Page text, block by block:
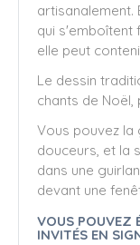
artisanalement.
qui s'emboîtent
elle peut
Le dessin
chants de Noël,
Vous pouvez
douceurs, et la
dans une
devant une
VOUS POUVEZ
INVITÉS EN